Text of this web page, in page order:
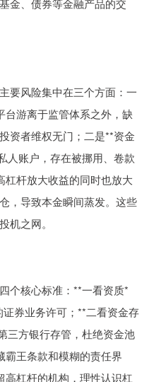
金、债券等金融产品的交
要风险集中在三个方面：一
台游离于监管体系之外，缺
资者维权无门；二是**资金
人账户，存在被挪用、卷款
杆放大收益的同时也放大
，导致本金瞬间蒸发。这些
机之网。
个核心标准：**一看资质*
券业务许可；**二看资金存
三方银行存管，杜绝资金池
王条款和模糊的责任界
杠杆的机构，理性认识杠